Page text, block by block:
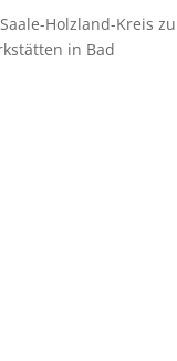
Holzland-Kreis
in Bad